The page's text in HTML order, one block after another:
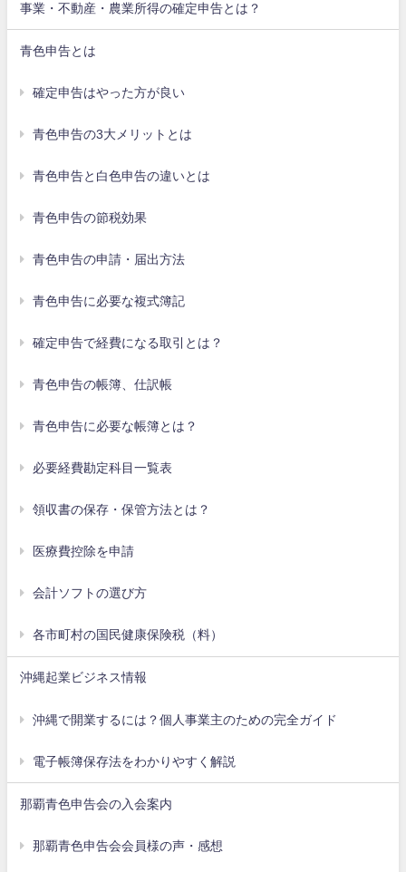
事業・不動産・農業所得の確定申告とは？
青色申告とは
確定申告はやった方が良い
青色申告の3大メリットとは
青色申告と白色申告の違いとは
青色申告の節税効果
青色申告の申請・届出方法
青色申告に必要な複式簿記
確定申告で経費になる取引とは？
青色申告の帳簿、仕訳帳
青色申告に必要な帳簿とは？
必要経費勘定科目一覧表
領収書の保存・保管方法とは？
医療費控除を申請
会計ソフトの選び方
各市町村の国民健康保険税（料）
沖縄起業ビジネス情報
沖縄で開業するには？個人事業主のための完全ガイド
電子帳簿保存法をわかりやすく解説
那覇青色申告会の入会案内
那覇青色申告会会員様の声・感想